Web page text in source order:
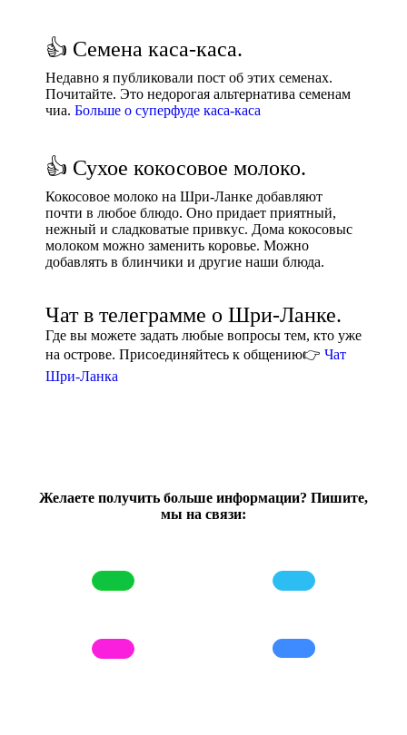
👍 Семена каса-каса.
Недавно я публиковали пост об этих семенах.
Почитайте. Это недорогая альтернатива семенам
чиа. Больше о суперфуде каса-каса
👍 Сухое кокосовое молоко.
Кокосовое молоко на Шри-Ланке добавляют
почти в любое блюдо. Оно придает приятный,
нежный и сладковатые привкус. Дома кокосовыс
молоком можно заменить коровье. Можно
добавлять в блинчики и другие наши блюда.
Чат в телеграмме о Шри-Ланке.
Где вы можете задать любые вопросы тем, кто уже
на острове. Присоединяйтесь к общению👉 Чат
Шри-Ланка
Желаете получить больше информации? Пишите,
мы на связи: